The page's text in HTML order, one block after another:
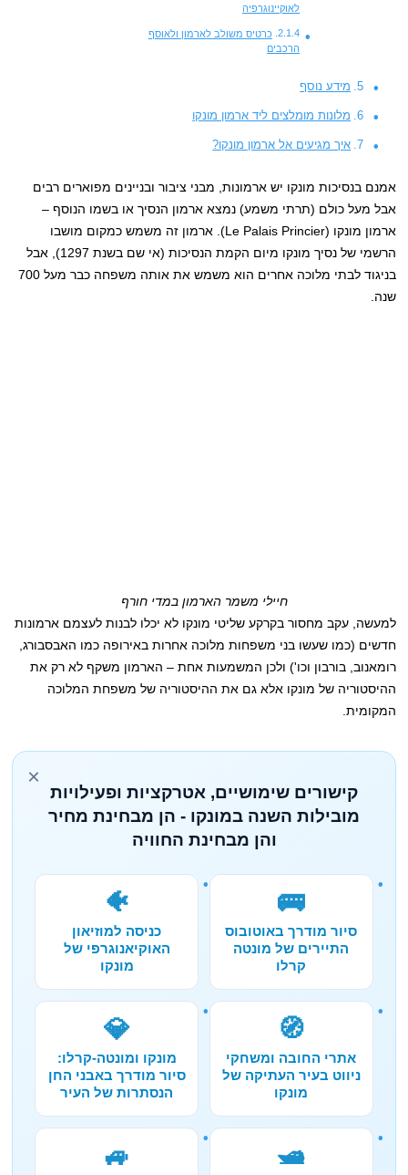
לאוקיינוגרפיה
כרטיס משולב לארמון ולאוסף
הרכבים
מידע נוסף
מלונות מומלצים ליד ארמון מונקו
איך מגיעים אל ארמון מונקו?
אמנם בנסיכות מונקו יש ארמונות, מבני ציבור ובניינים מפוארים רבים
אבל מעל כולם (תרתי משמע) נמצא ארמון הנסיך או בשמו הנוסף –
ארמון מונקו (Le Palais Princier). ארמון זה משמש כמקום מושבו
הרשמי של נסיך מונקו מיום הקמת הנסיכות (אי שם בשנת 1297), אבל
בניגוד לבתי מלוכה אחרים הוא משמש את אותה משפחה כבר מעל 700
שנה.
חיילי משמר הארמון במדי חורף
למעשה, עקב מחסור בקרקע שליטי מונקו לא יכלו לבנות לעצמם ארמונות
חדשים (כמו שעשו בני משפחות מלוכה אחרות באירופה כמו האבסבורג,
רומאנוב, בורבון וכו') ולכן המשמעות אחת – הארמון משקף לא רק את
ההיסטוריה של מונקו אלא גם את ההיסטוריה של משפחת המלוכה
המקומית.
×
קישורים שימושיים, אטרקציות ופעילויות
מובילות השנה במונקו - הן מבחינת מחיר
והן מבחינת החוויה
🚌
סיור מודרך באוטובוס
התיירים של מונטה
קרלו
🐠
כניסה למוזיאון
האוקיאנוגרפי של
מונקו
🧭
אתרי החובה ומשחקי
ניווט בעיר העתיקה של
מונקו
💎
מונקו ומונטה-קרלו:
סיור מודרך באבני החן
הנסתרות של העיר
🛥️
🚙